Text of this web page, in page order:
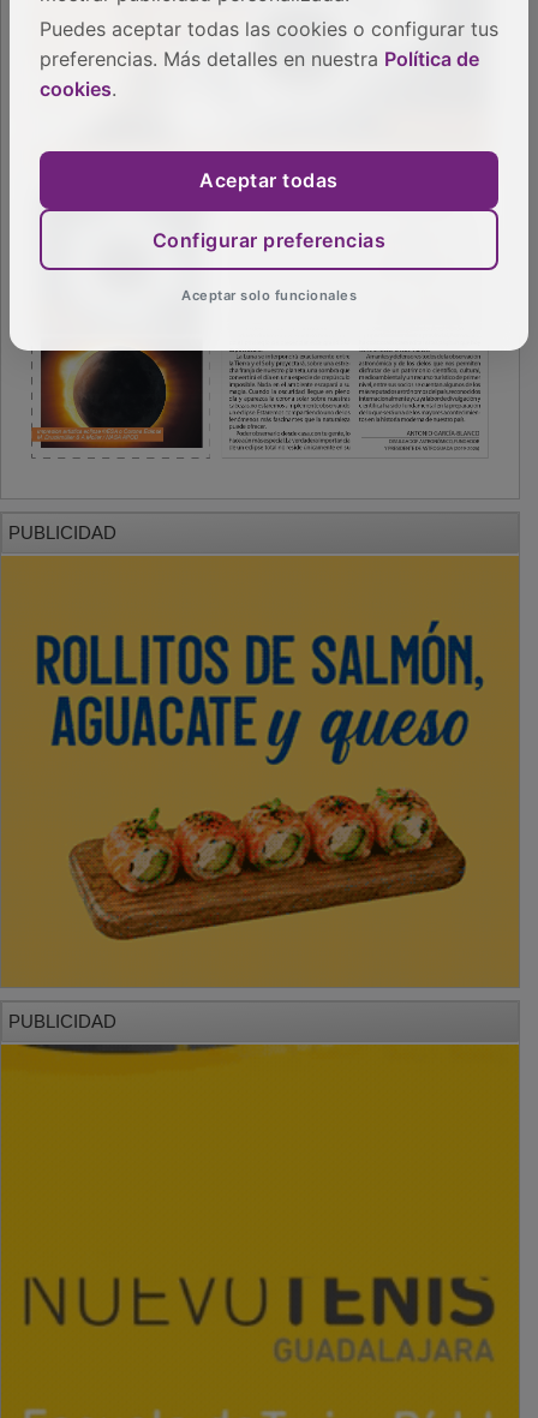
PUBLICIDAD
PUBLICIDAD
Puedes aceptar todas las cookies o configurar tus
preferencias. Más detalles en nuestra Política de
cookies.
Aceptar todas
Configurar preferencias
Aceptar solo funcionales